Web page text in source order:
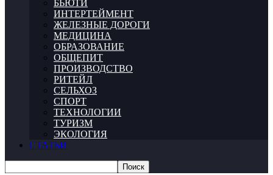
БЬЮТИ
ИНТЕРТЕЙМЕНТ
ЖЕЛЕЗНЫЕ ДОРОГИ
МЕДИЦИНА
ОБРАЗОВАНИЕ
ОБЩЕПИТ
ПРОИЗВОДСТВО
РИТЕЙЛ
СЕЛЬХОЗ
СПОРТ
ТЕХНОЛОГИИ
ТУРИЗМ
ЭКОЛОГИЯ
СТАТЬИ